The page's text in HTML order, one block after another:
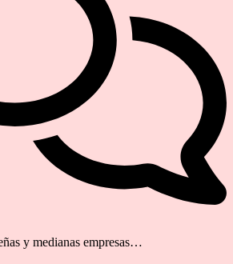
y medianas empresas…